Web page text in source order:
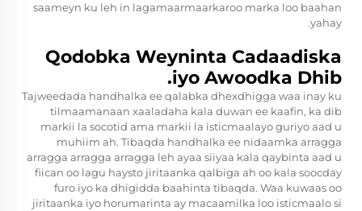
saameyn ku leh in lagamaarmaarkaroo marka loo baahan
yahay.
Qodobka Weyninta Cadaadiska
iyo Awoodka Dhib.
Tajweedada handhalka ee qalabka dhexdhigga waa inay ku
tilmaamanaan xaaladaha kala duwan ee kaafin, ka dib
markii la socotid ama markii la isticmaalayo guriyo aad u
muhiim ah. Tibaqda handhalka ee nidaamka arragga
arragga arragga arragga leh ayaa siiyaa kala qaybinta aad u
fiican oo lagu haysto jiritaanka qalbiga ah oo kala soocday
furo iyo ka dhigidda baahinta tibaqda. Waa kuwaas oo
jiritaanka iyo horumarinta ay macaamilka loo isticmaalo si